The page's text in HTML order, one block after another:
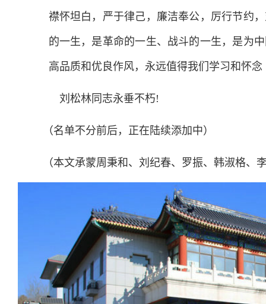
襟怀坦白，严于律己，廉洁奉公，厉行节约
的一生，是革命的一生、战斗的一生，是为
高品质和优良作风，永远值得我们学习和怀念
刘松林同志永垂不朽!
（名单不分前后，正在陆续添加中）
（本文承蒙周秉和、刘纪春、罗振、韩淑格、